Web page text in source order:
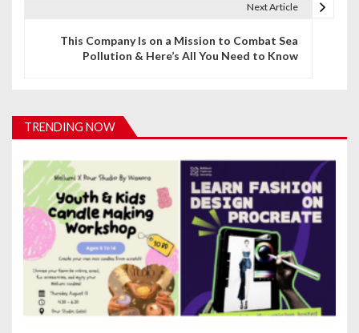
i
g
a
t
i
o
Next Article
This Company Is on a Mission to Combat Sea
Pollution & Here’s All You Need to Know
TRENDING NOW